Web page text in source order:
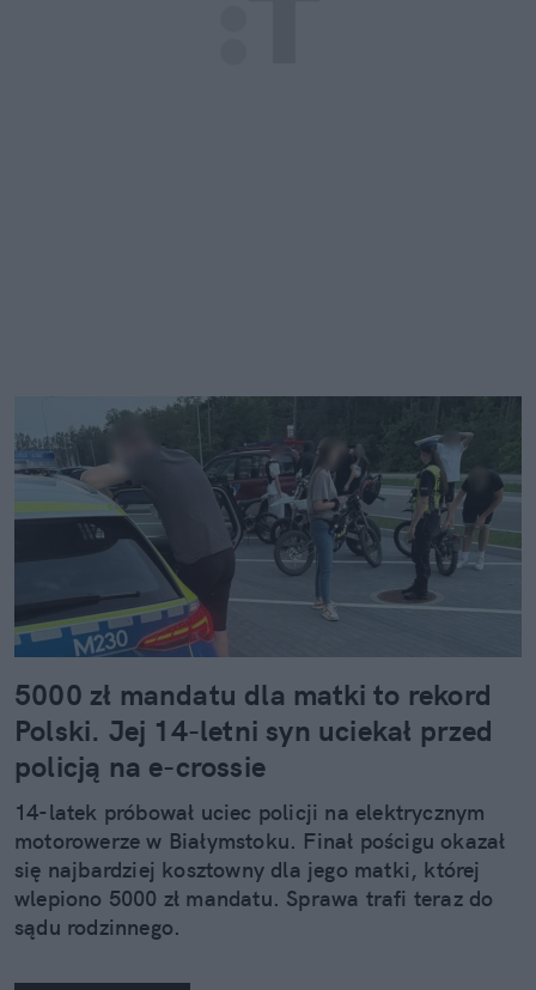
5000 zł mandatu dla matki to rekord
Polski. Jej 14-letni syn uciekał przed
policją na e-crossie
14-latek próbował uciec policji na elektrycznym
motorowerze w Białymstoku. Finał pościgu okazał
się najbardziej kosztowny dla jego matki, której
wlepiono 5000 zł mandatu. Sprawa trafi teraz do
sądu rodzinnego.